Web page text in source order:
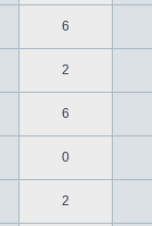
6
2
6
0
2